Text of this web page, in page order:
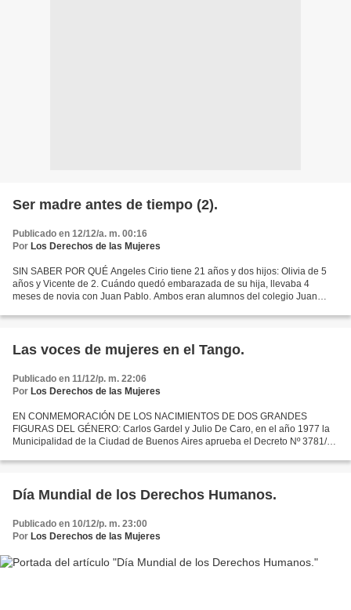
Ser madre antes de tiempo (2).
Publicado en 12/12/a. m. 00:16
Por Los Derechos de las Mujeres
SIN SABER POR QUÉ Angeles Cirio tiene 21 años y dos hijos: Olivia de 5
años y Vicente de 2. Cuándo quedó embarazada de su hija, llevaba 4
meses de novia con Juan Pablo. Ambos eran alumnos del colegio Juan
Las voces de mujeres en el Tango.
Publicado en 11/12/p. m. 22:06
Por Los Derechos de las Mujeres
EN CONMEMORACIÓN DE LOS NACIMIENTOS DE DOS GRANDES
FIGURAS DEL GÉNERO: Carlos Gardel y Julio De Caro, en el año 1977 la
Municipalidad de la Ciudad de Buenos Aires aprueba el Decreto Nº 3781/77
Día Mundial de los Derechos Humanos.
Publicado en 10/12/p. m. 23:00
Por Los Derechos de las Mujeres